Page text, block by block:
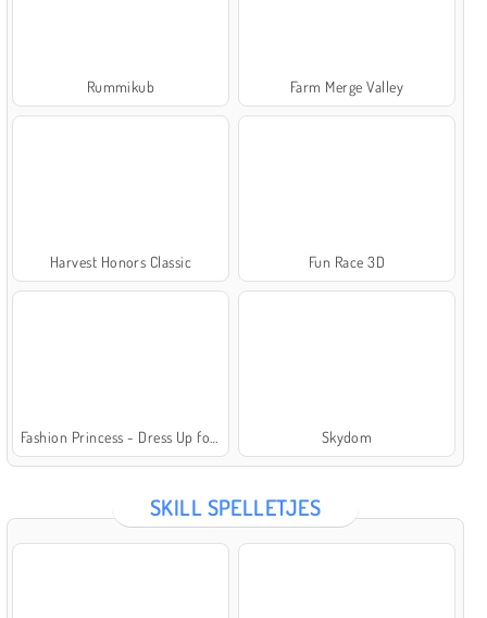
Rummikub Farm Merge Valley
Harvest Honors Classic Fun Race 3D
Fashion Princess - Dress Up for Girls Skydom
SKILL SPELLETJES